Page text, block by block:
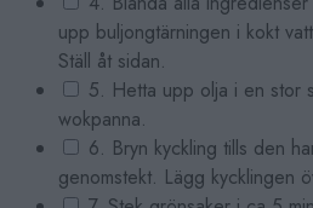
upp buljongtärningen i kokt
Ställ åt sidan.
5. Hetta upp olja i en stor
wokpanna.
6. Bryn kyckling tills den
genomstekt. Lägg kycklingen